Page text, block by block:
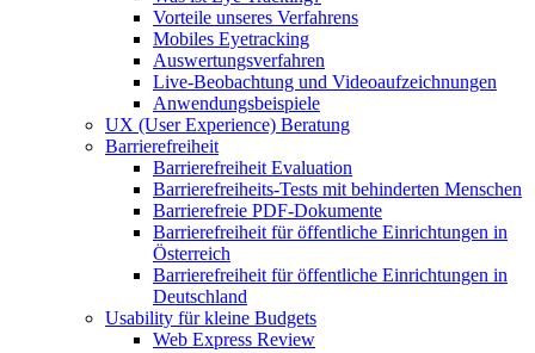
Vorteile unseres Verfahrens
Mobiles Eyetracking
Auswertungsverfahren
Live-Beobachtung und Videoaufzeichnungen
Anwendungsbeispiele
UX (User Experience) Beratung
Barrierefreiheit
Barrierefreiheit Evaluation
Barrierefreiheits-Tests mit behinderten Menschen
Barrierefreie PDF-Dokumente
Barrierefreiheit für öffentliche Einrichtungen in
Österreich
Barrierefreiheit für öffentliche Einrichtungen in
Deutschland
Usability für kleine Budgets
Web Express Review